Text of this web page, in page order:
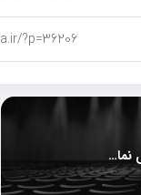
تعطیلی پنج روزه سالن‌های نمایش